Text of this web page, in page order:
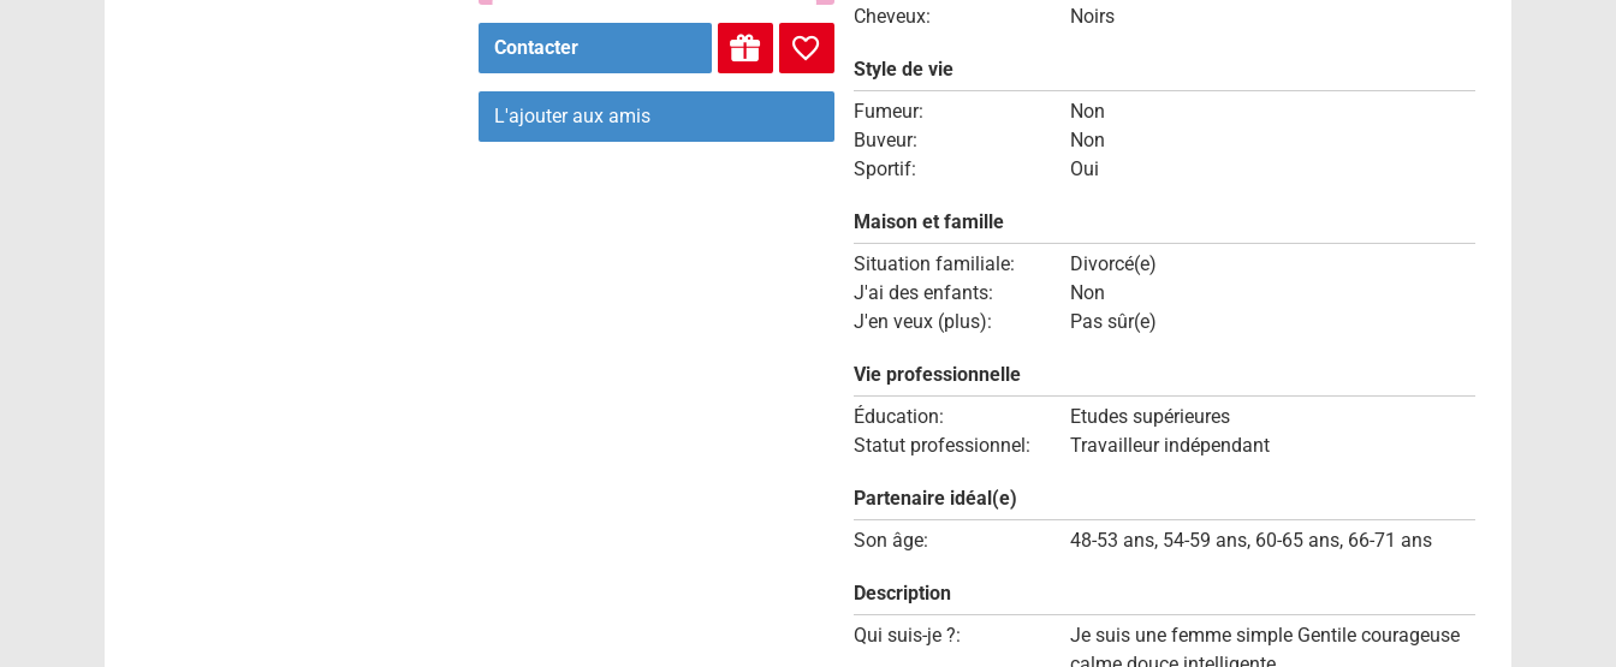
Contacter
L'ajouter aux amis
Cheveux:
Noirs
Style de vie
Fumeur:
Non
Buveur:
Non
Sportif:
Oui
Maison et famille
Situation familiale:
Divorcé(e)
J'ai des enfants:
Non
J'en veux (plus):
Pas sûr(e)
Vie professionnelle
Éducation:
Etudes supérieures
Statut professionnel:
Travailleur indépendant
Partenaire idéal(e)
Son âge:
48-53 ans, 54-59 ans, 60-65 ans, 66-71 ans
Description
Qui suis-je ?:
Je suis une femme simple Gentile courageuse